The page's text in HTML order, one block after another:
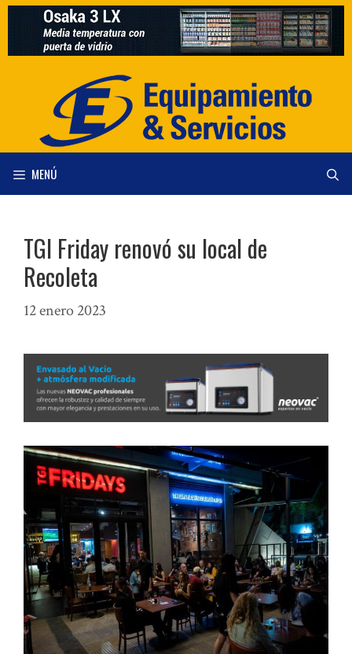
Saltar
contenido
MENÚ
TGI Friday renovó su local de
Recoleta
12 enero 2023